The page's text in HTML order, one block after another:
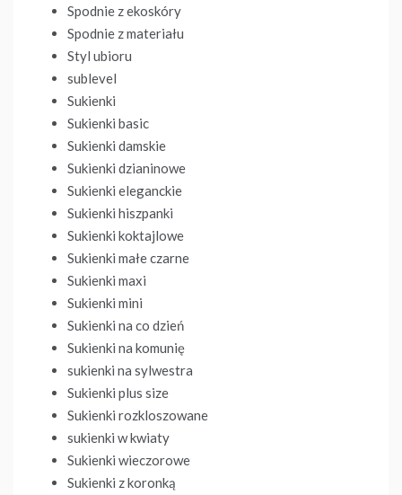
Spodnie z ekoskóry
Spodnie z materiału
Styl ubioru
sublevel
Sukienki
Sukienki basic
Sukienki damskie
Sukienki dzianinowe
Sukienki eleganckie
Sukienki hiszpanki
Sukienki koktajlowe
Sukienki małe czarne
Sukienki maxi
Sukienki mini
Sukienki na co dzień
Sukienki na komunię
sukienki na sylwestra
Sukienki plus size
Sukienki rozkloszowane
sukienki w kwiaty
Sukienki wieczorowe
Sukienki z koronką